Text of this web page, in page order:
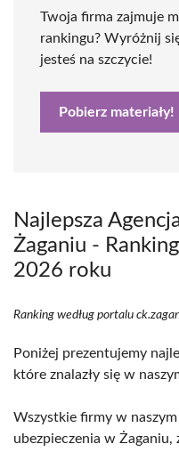
Twoja firma zajmuje
rankingu? Wyróżnij
jesteś na szczycie!
Pobierz materiały!
Najlepsza
Żaganiu -
2026 roku
Ranking według portalu
Poniżej prezentujemy
które znalazły się w
Wszystkie firmy w
ubezpieczenia w Żaganiu,